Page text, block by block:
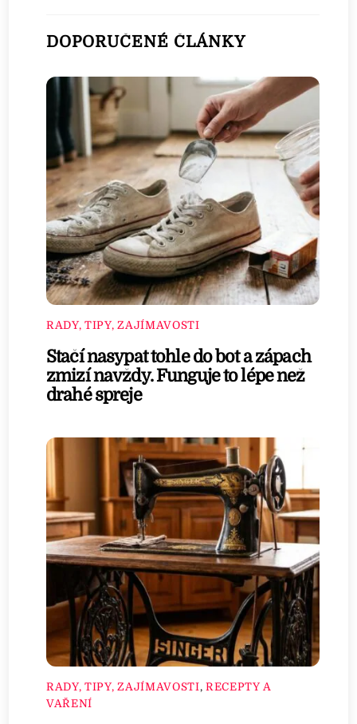
DOPORUČENÉ ČLÁNKY
RADY, TIPY, ZAJÍMAVOSTI
Stačí nasypat tohle do bot a zápach
zmizí navždy. Funguje to lépe než
drahé spreje
RADY, TIPY, ZAJÍMAVOSTI, RECEPTY A
VAŘENÍ